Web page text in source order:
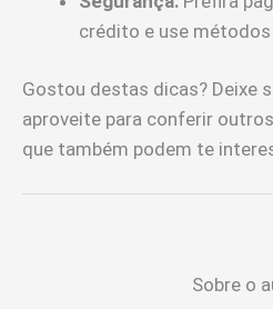
crédito e use
Gostou destas dicas? Deixe
aproveite para conferir
que também podem te
Sobre o